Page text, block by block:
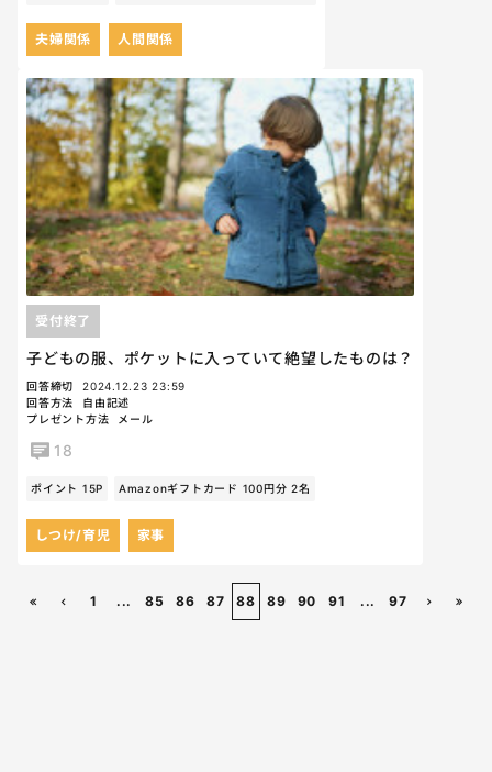
夫婦関係 人間関係
子どもの服、ポケットに入っていて絶望したものは？
受付終了
回答締切
2024.12.23 23:59
回答方法
自由記述
プレゼント方法
メール
18
ポイント 15P Amazonギフトカード 100円分 2名
しつけ/育児 家事
1 ... 85 86 87 88 89 90 91 ... 97